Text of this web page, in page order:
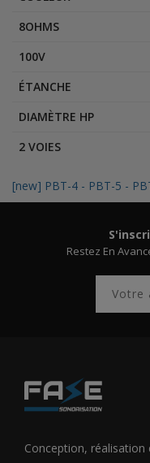
8OHMS
100V
ÉTANCHE
DIAMÈTRE HP
2 VOIES
[new] PBT-4 - PBT-5 -
Restez En
Conception,